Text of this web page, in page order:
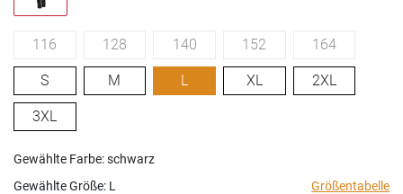
116 128 140 152 164
S M L XL 2XL
3XL
Gewählte Farbe: schwarz
Gewählte Größe: L Größentabelle